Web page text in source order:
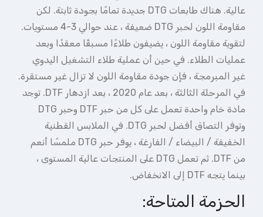
عالية. هناك طابعات DTG جديدة تمامًا بجودة ثابتة. لكن
مقاومة اللون لحبر DTG ضعيفة ، عند حوالي 3-4 مستويات.
لتقوية مقاومة اللون ، يضيفون طلاءًا مسبقًا معقدًا وبعد
عمليات الطلاء. في حين أن عملية طلاء التشغيل اليدوي
غير المبرمجة ، فإن جودة مقاومة اللون لا تزال غير مستقرة.
في المرحلة الثالثة ، بعد عام 2020 ، بعد ازدهار DTF. توجد
مادة خام واحدة تعمل على كل من حبر DTF وحبر DTG
وتوفر التصاق أفضل لحبر DTG. في الملابس القطنية
الخفيفة / البيضاء / الفارغة ، يوفر حبر DTG ملمسًا أنعم
من DTF. ثم تعمل DTG على المنتجات عالية المستوى ،
بينما يتجه DTF إلى الانخفاض.
الحزمة المتاحة: